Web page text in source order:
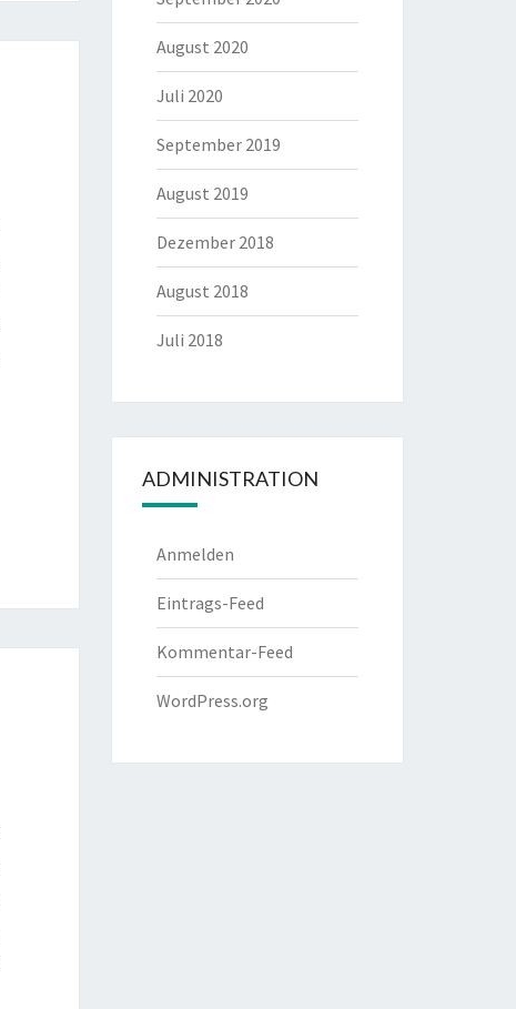
August 2020
Juli 2020
September 2019
August 2019
Dezember 2018
August 2018
Juli 2018
ADMINISTRATION
Anmelden
Eintrags-Feed
Kommentar-Feed
WordPress.org